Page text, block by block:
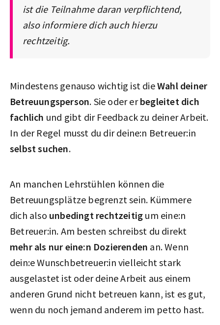
ist die Teilnahme daran verpflichtend,
also informiere dich auch hierzu
rechtzeitig.
Mindestens genauso wichtig ist dieWahl deiner
Betreuungsperson. Sie oder erbegleitet dich
fachlich und gibt dir Feedback zu deiner Arbeit.
In der Regel musst du dir deine:n Betreuer:in
selbst suchen.
An manchen Lehrstühlen können die
Betreuungsplätze begrenzt sein. Kümmere
dich also unbedingt rechtzeitig um eine:n
Betreuer:in. Am besten schreibst du direkt
mehr als nur eine:n Dozierenden an. Wenn
dein:e Wunschbetreuer:in vielleicht stark
ausgelastet ist oder deine Arbeit aus einem
anderen Grund nicht betreuen kann, ist es gut,
wenn du noch jemand anderem im petto hast.